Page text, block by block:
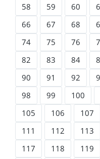
58
59 60
66
67 68
74
75 76
82
83 84
90
91 92
98
99 100
105
106 107
111
112 113
117
118 119